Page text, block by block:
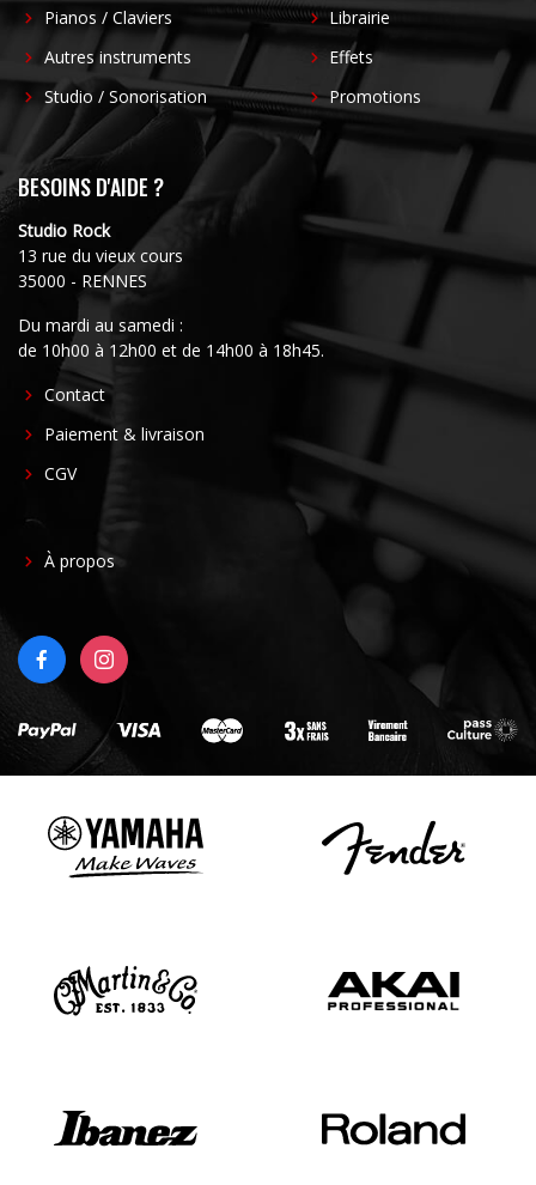
Pianos / Claviers
Autres instruments
Studio / Sonorisation
Librairie
Effets
Promotions
BESOINS D'AIDE ?
Studio Rock
13 rue du vieux cours
35000 - RENNES
Du mardi au samedi :
de 10h00 à 12h00 et de 14h00 à 18h45.
FOOTER
CENTER
Contact
Paiement & livraison
CGV
FOOTER
À propos
FACEBOOKINSTAGRAM